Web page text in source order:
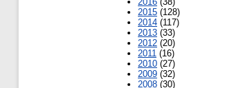
2015 (128)
2014 (117)
2013 (33)
2012 (20)
2011 (16)
2010 (27)
2009 (32)
2008 (30)